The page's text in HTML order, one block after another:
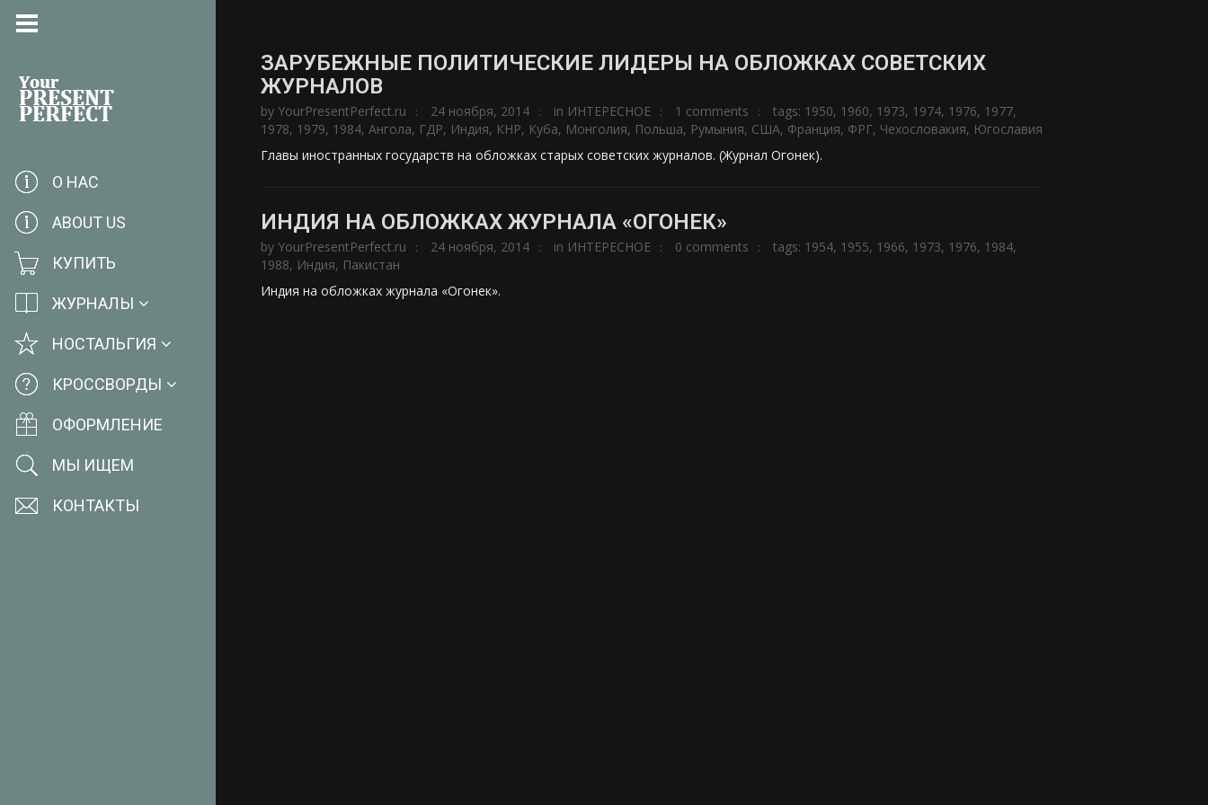
О НАС
ABOUT US
КУПИТЬ
ЖУРНАЛЫ
НОСТАЛЬГИЯ
КРОССВОРДЫ
ОФОРМЛЕНИЕ
МЫ ИЩЕМ
КОНТАКТЫ
ЗАРУБЕЖНЫЕ ПОЛИТИЧЕСКИЕ ЛИДЕРЫ НА ОБЛОЖКАХ СОВЕТСКИХ
ЖУРНАЛОВ
by YourPresentPerfect.ru 24 ноября, 2014 in ИНТЕРЕСНОЕ 1 comments tags: 1950, 1960, 1973, 1974, 1976, 1977,
1978, 1979, 1984, Ангола, ГДР, Индия, КНР, Куба, Монголия, Польша, Румыния, США, Франция, ФРГ, Чехословакия, Югославия
Главы иностранных государств на обложках старых советских журналов. (Журнал Огонек).
ИНДИЯ НА ОБЛОЖКАХ ЖУРНАЛА «ОГОНЕК»
by YourPresentPerfect.ru 24 ноября, 2014 in ИНТЕРЕСНОЕ 0 comments tags: 1954, 1955, 1966, 1973, 1976, 1984,
1988, Индия, Пакистан
Индия на обложках журнала «Огонек».